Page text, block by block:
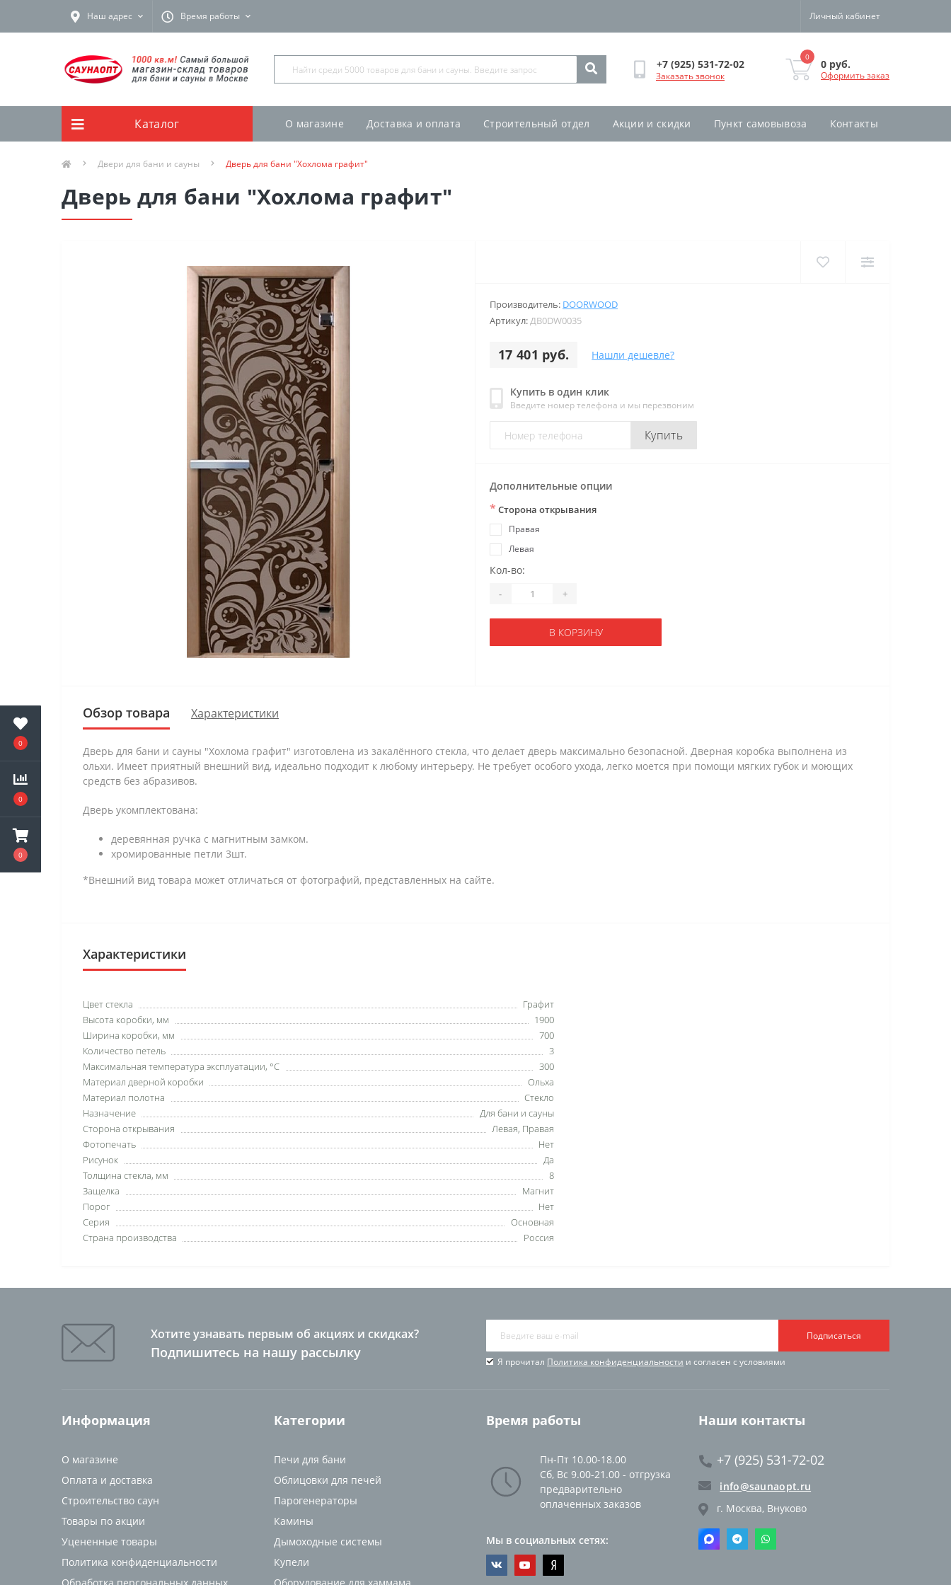
0
0
0
Наш адрес Время работы Личный кабинет
+7 (925) 531-72-02
Заказать звонок
0
0 руб.
Оформить заказ
Каталог О магазине Доставка и оплата Строительный отдел Акции и скидки Пункт самовывоза Контакты
Двери для бани и сауны Дверь для бани "Хохлома графит"
Дверь для бани "Хохлома графит"
Производитель: DOORWOOD
Артикул:ДB0DW0035
17 401 руб. Нашли дешевле?
Купить в один клик
Введите номер телефона и мы перезвоним
Купить
Дополнительные опции
* Сторона открывания
Правая
Левая
Кол-во:
- +
В КОРЗИНУ
Обзор товара Характеристики
Дверь для бани и сауны "Хохлома графит" изготовлена из закалённого стекла, что делает дверь максимально безопасной. Дверная коробка выполнена из
ольхи. Имеет приятный внешний вид, идеально подходит к любому интерьеру. Не требует особого ухода, легко моется при помощи мягких губок и моющих
средств без абразивов.
Дверь укомплектована:
деревянная ручка с магнитным замком.
хромированные петли 3шт.
*Внешний вид товара может отличаться от фотографий, представленных на сайте.
Характеристики
Цвет стекла
Графит
Высота коробки, мм
1900
Ширина коробки, мм
700
Количество петель
3
Максимальная температура эксплуатации, °C
300
Материал дверной коробки
Ольха
Материал полотна
Стекло
Назначение
Для бани и сауны
Сторона открывания
Левая, Правая
Фотопечать
Нет
Рисунок
Да
Толщина стекла, мм
8
Защелка
Магнит
Порог
Нет
Серия
Основная
Страна производства
Россия
Хотите узнавать первым об акциях и скидках?
Подпишитесь на нашу рассылку
Подписаться
Я прочитал Политика конфиденциальности и согласен с условиями
Информация
О магазине
Оплата и доставка
Строительство саун
Товары по акции
Уцененные товары
Политика конфиденциальности
Категории
Печи для бани
Облицовки для печей
Парогенераторы
Камины
Дымоходные системы
Купели
Время работы
Пн-Пт 10.00-18.00
Сб, Вс 9.00-21.00 - отгрузка
предварительно
оплаченных заказов
Мы в социальных сетях:
Наши контакты
+7 (925) 531-72-02
info@saunaopt.ru
г. Москва, Внуково